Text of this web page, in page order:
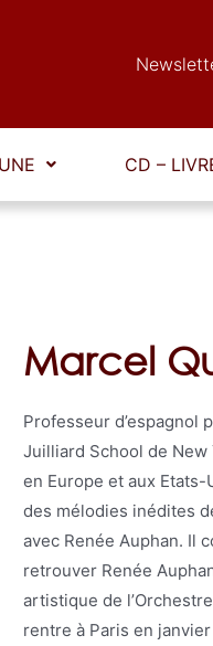
CD –
Marcel
Professeur d’espagnol
Juilliard School de New
en Europe et aux
des mélodies inédites
avec Renée Auphan. Il
retrouver Renée
artistique de
rentre à Paris en